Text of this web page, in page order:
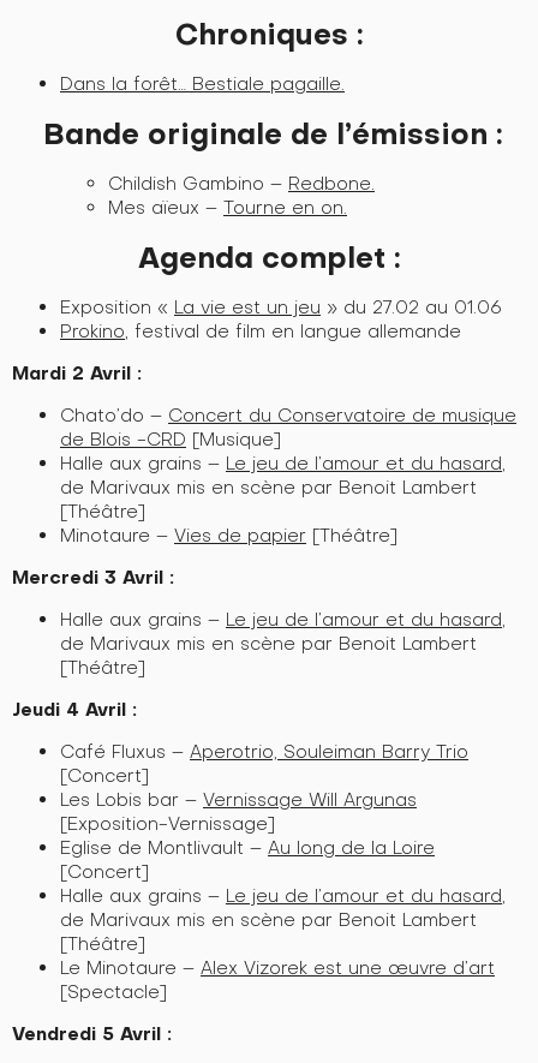
Chroniques :
Dans la forêt… Bestiale pagaille.
Bande originale de l’émission :
Childish Gambino – Redbone.
Mes aïeux – Tourne en on.
Agenda complet :
Exposition « La vie est un jeu » du 27.02 au 01.06
Prokino, festival de film en langue allemande
Mardi 2 Avril :
Chato’do – Concert du Conservatoire de musique
de Blois -CRD [Musique]
Halle aux grains – Le jeu de l’amour et du hasard,
de Marivaux mis en scène par Benoit Lambert
[Théâtre]
Minotaure – Vies de papier [Théâtre]
Mercredi 3 Avril :
Halle aux grains – Le jeu de l’amour et du hasard,
de Marivaux mis en scène par Benoit Lambert
[Théâtre]
Jeudi 4 Avril :
Café Fluxus – Aperotrio, Souleiman Barry Trio
[Concert]
Les Lobis bar – Vernissage Will Argunas
[Exposition-Vernissage]
Eglise de Montlivault – Au long de la Loire
[Concert]
Halle aux grains – Le jeu de l’amour et du hasard,
de Marivaux mis en scène par Benoit Lambert
[Théâtre]
Le Minotaure – Alex Vizorek est une œuvre d’art
[Spectacle]
Vendredi 5 Avril :